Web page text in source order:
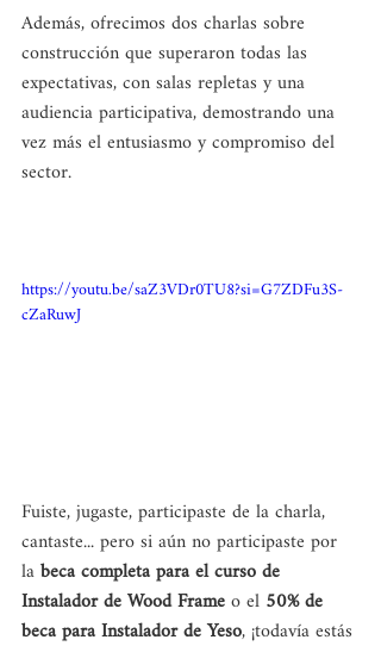
Además, ofrecimos dos charlas sobre
construcción que superaron todas las
expectativas, con salas repletas y una
audiencia participativa, demostrando una
vez más el entusiasmo y compromiso del
sector.
https://youtu.be/saZ3VDr0TU8?si=G7ZDFu3S-
cZaRuwJ
Fuiste, jugaste, participaste de la charla,
cantaste... pero si aún no participaste por
la beca completa para el curso de
Instalador de Wood Frame o el 50% de
beca para Instalador de Yeso, ¡todavía estás